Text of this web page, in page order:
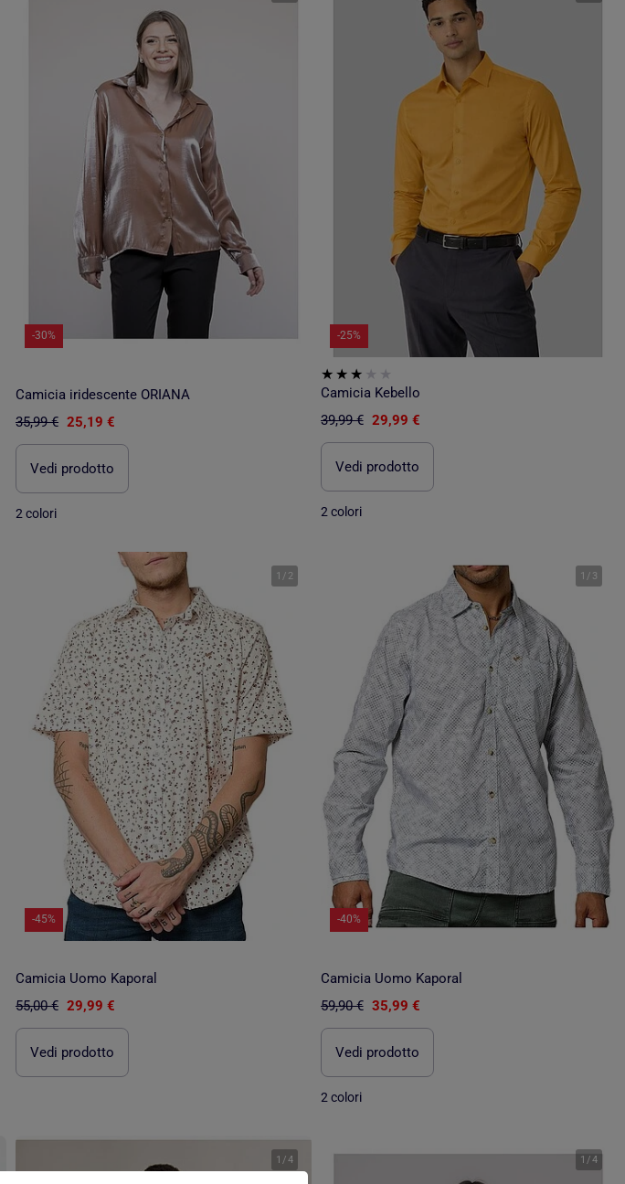
-30%
Camicia iridescente ORIANA
35,99 € 25,19 €
Vedi prodotto
2 colori
-25%
Camicia Kebello
39,99 € 29,99 €
Vedi prodotto
2 colori
1 / 2
-45%
Camicia Uomo Kaporal
55,00 € 29,99 €
Vedi prodotto
1 / 3
-40%
Camicia Uomo Kaporal
59,90 € 35,99 €
Vedi prodotto
2 colori
1 /4 1 /4